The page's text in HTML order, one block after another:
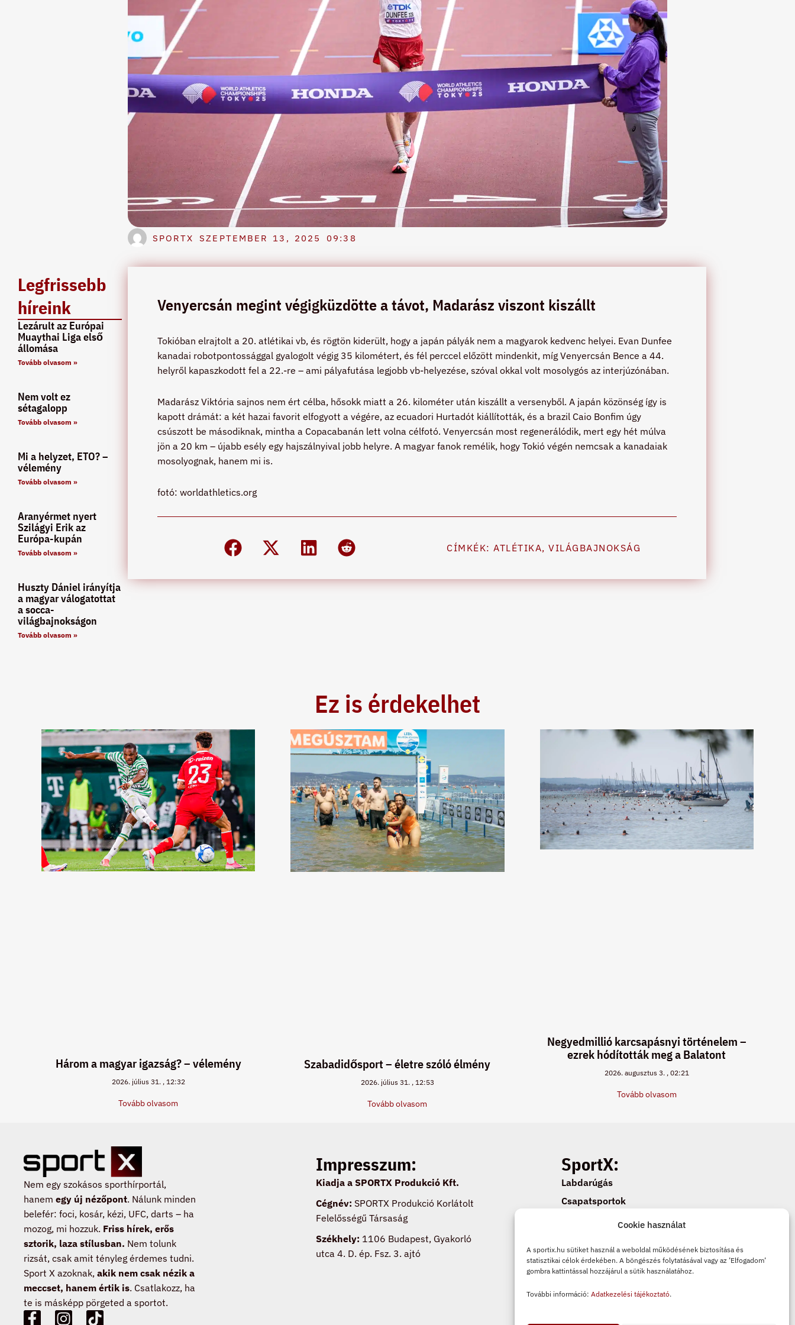
Cookie használat
A sportix.hu sütiket használ a weboldal működésének biztosítása és
statisztikai célok érdekében. A böngészés folytatásával vagy az ’Elfogadom’
gombra kattintással hozzájárul a sütik használatához.
További információ: Adatkezelési tájékoztató.
SPORTX SZEPTEMBER 13, 2025 09:38
Legfrissebb
híreink
Lezárult az Európai
Muaythai Liga első
állomása
Tovább olvasom »
Nem volt ez
sétagalopp
Tovább olvasom »
Mi a helyzet, ETO? –
vélemény
Tovább olvasom »
Aranyérmet nyert
Szilágyi Erik az
Európa-kupán
Tovább olvasom »
Huszty Dániel irányítja
a magyar válogatottat
a socca-
világbajnokságon
Tovább olvasom »
Venyercsán megint végigküzdötte a távot, Madarász viszont kiszállt
Tokióban elrajtolt a 20. atlétikai vb, és rögtön kiderült, hogy a japán pályák nem a magyarok kedvenc helyei. Evan Dunfee
kanadai robotpontossággal gyalogolt végig 35 kilométert, és fél perccel előzött mindenkit, míg Venyercsán Bence a 44.
helyről kapaszkodott fel a 22.-re – ami pályafutása legjobb vb-helyezése, szóval okkal volt mosolygós az interjúzónában.
Madarász Viktória sajnos nem ért célba, hősokk miatt a 26. kilométer után kiszállt a versenyből. A japán közönség így is
kapott drámát: a két hazai favorit elfogyott a végére, az ecuadori Hurtadót kiállították, és a brazil Caio Bonfim úgy
csúszott be másodiknak, mintha a Copacabanán lett volna célfotó. Venyercsán most regenerálódik, mert egy hét múlva
jön a 20 km – újabb esély egy hajszálnyival jobb helyre. A magyar fanok remélik, hogy Tokió végén nemcsak a kanadaiak
mosolyognak, hanem mi is.
fotó: worldathletics.org
CÍMKÉK:ATLÉTIKA,VILÁGBAJNOKSÁG
Ez is érdekelhet
Három a magyar igazság? – vélemény
2026. július 31. 12:32
Tovább olvasom
Szabadidősport – életre szóló élmény
2026. július 31. 12:53
Tovább olvasom
Negyedmillió karcsapásnyi történelem –
ezrek hódították meg a Balatont
2026. augusztus 3. 02:21
Tovább olvasom
Nem egy szokásos sporthírportál,
hanem egy új nézőpont. Nálunk minden
belefér: foci, kosár, kézi, UFC, darts – ha
mozog, mi hozzuk. Friss hírek, erős
sztorik, laza stílusban. Nem tolunk
rizsát, csak amit tényleg érdemes tudni.
Sport X azoknak, akik nem csak nézik a
meccset, hanem értik is. Csatlakozz, ha
te is másképp pörgeted a sportot.
F I T
Impresszum:
Kiadja a SPORTX Produkció Kft.
Cégnév: SPORTX Produkció Korlátolt
Felelősségű Társaság
Székhely: 1106 Budapest, Gyakorló
utca 4. D. ép. Fsz. 3. ajtó
SportX:
Labdarúgás
Csapatsportok
Adatkezelési tájékoztató
Cookie tájékoztató